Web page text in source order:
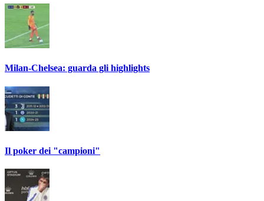
Milan-Chelsea: guarda gli highlights
Il poker dei "campioni"